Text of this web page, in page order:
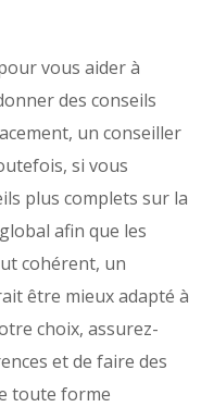
vous aider à
des conseils
un conseiller
si vous
plus complets sur la
afin que les
cohérent, un
être mieux adapté à
choix, assurez-
et de faire des
toute forme